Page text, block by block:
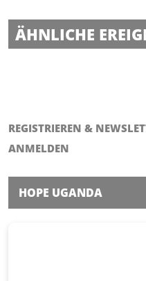
REGISTRIEREN &
ANMELDEN
HOPE UGANDA
ÄHNLICHE
Mallorca Sommer
Skyline Park bei
Dominik Eulberg
Altusried